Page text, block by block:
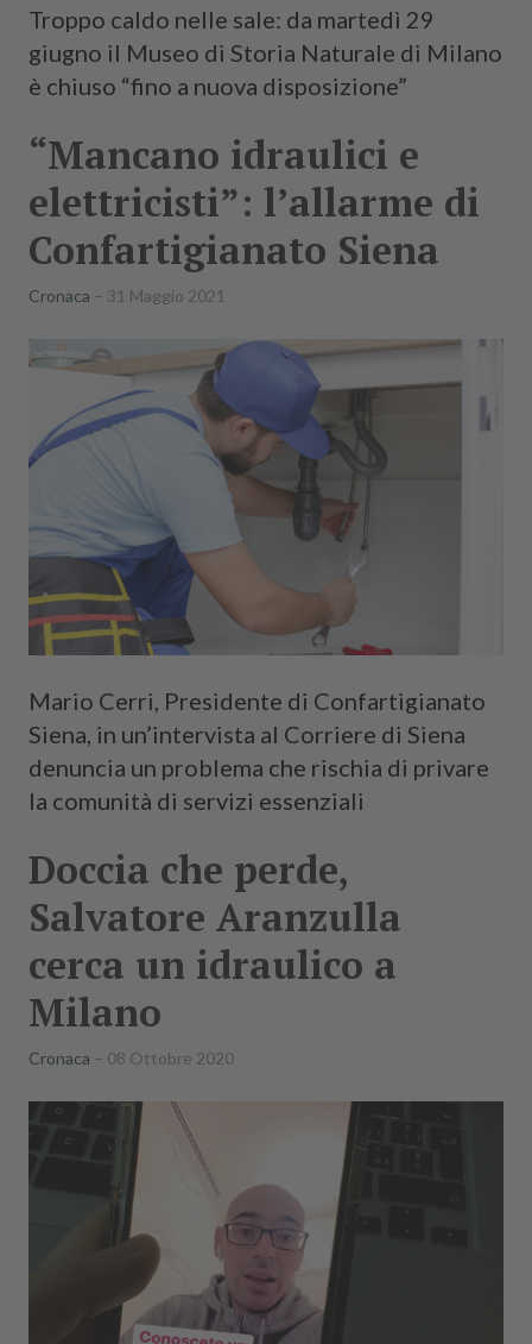
Troppo caldo nelle sale: da martedì 29
giugno il Museo di Storia Naturale di Milano
è chiuso “fino a nuova disposizione”
“Mancano idraulici e
elettricisti”: l’allarme di
Confartigianato Siena
Cronaca 31 Maggio 2021
Mario Cerri, Presidente di Confartigianato
Siena, in un’intervista al Corriere di Siena
denuncia un problema che rischia di privare
la comunità di servizi essenziali
Doccia che perde,
Salvatore Aranzulla
cerca un idraulico a
Milano
Cronaca 08 Ottobre 2020